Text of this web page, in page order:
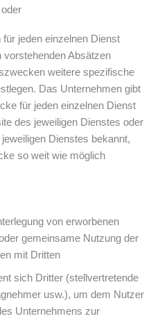
jeden einzelnen Dienst
Absätzen
weitere spezifische
Das Unternehmen gibt
für jeden einzelnen Dienst
des jeweiligen Dienstes oder
Dienstes bekannt,
so weit wie möglich
von erworbenen
gemeinsame Nutzung der
mit Dritten
sich Dritter (stellvertretende
usw.), um dem Nutzer
Unternehmens zur